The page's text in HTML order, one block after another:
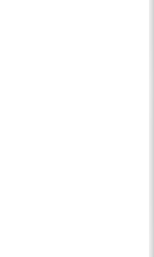
di recupero
di recupero
in